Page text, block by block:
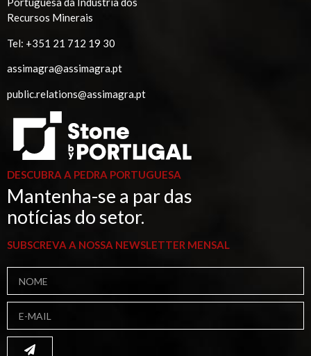
Recursos Minerais
Tel: +351 21 712 19 30
assimagra@assimagra.pt
public.relations@assimagra.pt
DESCUBRA A PEDRA PORTUGUESA
Mantenha-se a par das
notícias do setor.
SUBSCREVA A NOSSA NEWSLETTER MENSAL